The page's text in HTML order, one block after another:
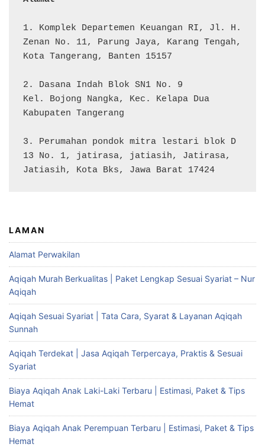
1. Komplek Departemen Keuangan RI, Jl. H.
Zenan No. 11, Parung Jaya, Karang Tengah,
Kota Tangerang, Banten 15157
2. Dasana Indah Blok SN1 No. 9
Kel. Bojong Nangka, Kec. Kelapa Dua
Kabupaten Tangerang
3. Perumahan pondok mitra lestari blok D
13 No. 1, jatirasa, jatiasih, Jatirasa,
Jatiasih, Kota Bks, Jawa Barat 17424
LAMAN
Alamat Perwakilan
Aqiqah Murah Berkualitas | Paket Lengkap Sesuai Syariat – Nur
Aqiqah
Aqiqah Sesuai Syariat | Tata Cara, Syarat & Layanan Aqiqah
Sunnah
Aqiqah Terdekat | Jasa Aqiqah Terpercaya, Praktis & Sesuai
Syariat
Biaya Aqiqah Anak Laki-Laki Terbaru | Estimasi, Paket & Tips
Hemat
Biaya Aqiqah Anak Perempuan Terbaru | Estimasi, Paket & Tips
Hemat